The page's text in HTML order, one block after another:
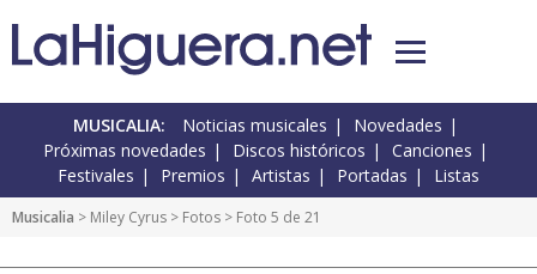
MUSICALIA: Noticias musicales
Novedades
Próximas novedades
Discos históricos
Canciones
Festivales
Premios Artistas Portadas Listas
Musicalia > Miley Cyrus > Fotos > Foto 5 de 21